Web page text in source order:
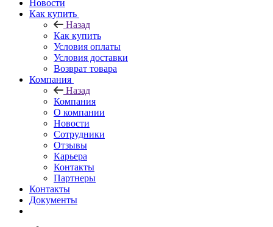
Новости
Как купить
Назад
Как купить
Условия оплаты
Условия доставки
Возврат товара
Компания
Назад
Компания
О компании
Новости
Сотрудники
Отзывы
Карьера
Контакты
Партнеры
Контакты
Документы